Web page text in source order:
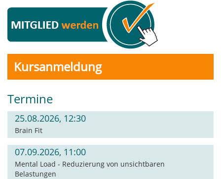
Kursanmeldung
Termine
25.08.2026, 12:30
Brain Fit
07.09.2026, 11:00
Mental Load - Reduzierung von unsichtbaren
Belastungen